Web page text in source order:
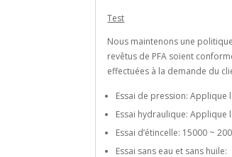
Test
Nous maintenons une
revêtus de PFA soient
effectuées à la demande du
Essai de pression:
Essai hydraulique:
Essai d’étincelle: 15000 ~
Essai sans eau et sans huile: